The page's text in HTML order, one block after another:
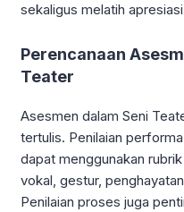
sekaligus melatih
Perencanaan
Teater
Asesmen dalam Seni
tertulis. Penilaian
dapat menggunakan
vokal, gestur,
Penilaian proses juga